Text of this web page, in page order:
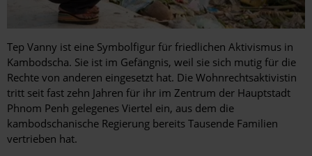
Tep Vanny ist eine Symbolfigur für friedlichen Aktivismus in
Kambodscha. Sie ist im Gefängnis, weil sie sich mutig für die
Rechte von anderen eingesetzt hat. Die Wohnrechtsaktivistin
tritt seit fast zehn Jahren für ihr im Zentrum der Hauptstadt
Phnom Penh gelegenes Viertel ein, aus dem die
kambodschanische Regierung bereits Tausende Familien
vertrieben hat.